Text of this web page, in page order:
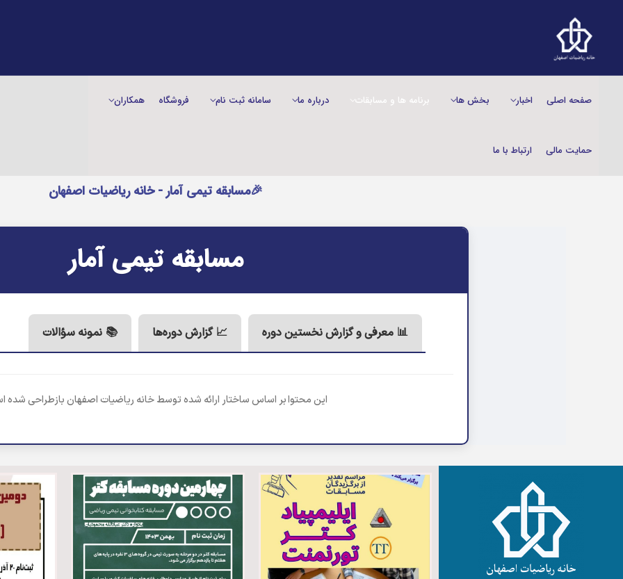
صفحه اصلی اخبار بخش‌ ها برنامه ها و مسابقات درباره ما سامانه ثبت نام فروشگاه همکاران
حمایت مالی ارتباط با ما
🎉مسابقه تیمی آمار - خانه ریاضیات اصفهان
مسابقه تیمی آمار
📊 معرفی و گزارش نخستین دوره 📈 گزارش دوره‌ها 📚 نمونه سؤالات
این محتوا بر اساس ساختار ارائه شده توسط خانه ریاضیات اصفهان بازطراحی شده